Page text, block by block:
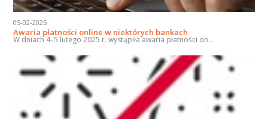
05-02-2025
Awaria płatności online w niektórych bankach
W dniach 4–5 lutego 2025 r. wystąpiła awaria płatności on...